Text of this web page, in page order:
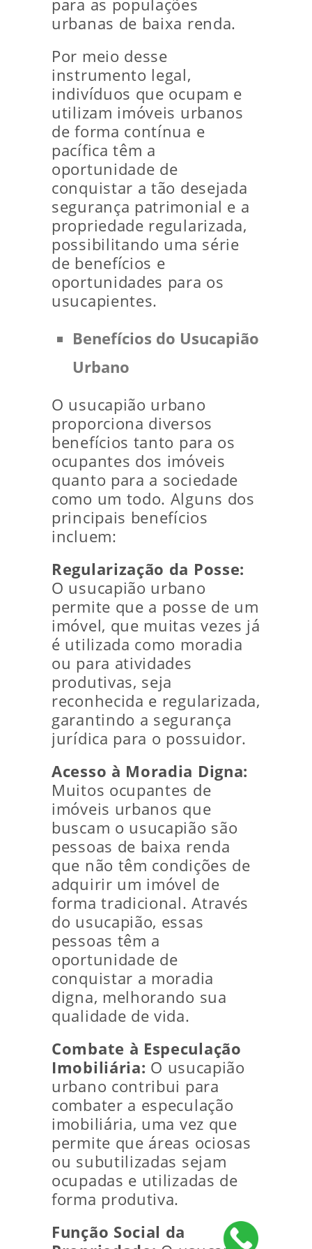
para as populações
urbanas de baixa renda.
Por meio desse
instrumento legal,
indivíduos que ocupam e
utilizam imóveis urbanos
de forma contínua e
pacífica têm a
oportunidade de
conquistar a tão desejada
segurança patrimonial e a
propriedade regularizada,
possibilitando uma série
de benefícios e
oportunidades para os
usucapientes.
Benefícios do Usucapião
Urbano
O usucapião urbano
proporciona diversos
benefícios tanto para os
ocupantes dos imóveis
quanto para a sociedade
como um todo. Alguns dos
principais benefícios
incluem:
Regularização da Posse:
O usucapião urbano
permite que a posse de um
imóvel, que muitas vezes já
é utilizada como moradia
ou para atividades
produtivas, seja
reconhecida e regularizada,
garantindo a segurança
jurídica para o possuidor.
Acesso à Moradia Digna:
Muitos ocupantes de
imóveis urbanos que
buscam o usucapião são
pessoas de baixa renda
que não têm condições de
adquirir um imóvel de
forma tradicional. Através
do usucapião, essas
pessoas têm a
oportunidade de
conquistar a moradia
digna, melhorando sua
qualidade de vida.
Combate à Especulação
Imobiliária: O usucapião
urbano contribui para
combater a especulação
imobiliária, uma vez que
permite que áreas ociosas
ou subutilizadas sejam
ocupadas e utilizadas de
forma produtiva.
Função Social da